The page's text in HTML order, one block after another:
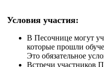
Условия участия:
В Песочнице могут
которые прошли
Это обязательное
Встречи участников